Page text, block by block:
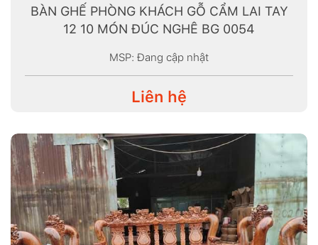
BÀN GHẾ PHÒNG KHÁCH GỖ CẨM LAI TAY
12 10 MÓN ĐÚC NGHÊ BG 0054
MSP: Đang cập nhật
Liên hệ